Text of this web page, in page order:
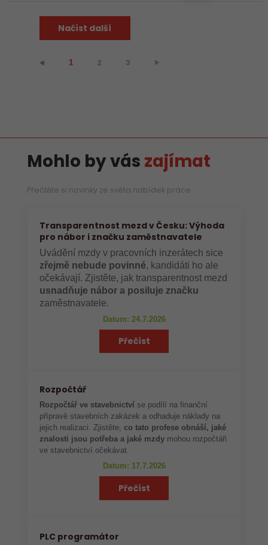
Načíst další
⯇ 1 2 3 ⯈
Mohlo by vás zajímat
Přečtěte si novinky ze světa nabídek práce
Transparentnost mezd v Česku: Výhoda
pro nábor i značku zaměstnavatele
Uvádění mzdy v pracovních inzerátech sice
zřejmě nebude povinné, kandidáti ho ale
očekávají. Zjistěte, jak transparentnost mezd
usnadňuje nábor a posiluje značku
zaměstnavatele.
Datum: 24.7.2026
Přečíst
Rozpočtář
Rozpočtář ve stavebnictví se podílí na finanční
přípravě stavebních zakázek a odhaduje náklady na
jejich realizaci. Zjistěte,co tato profese obnáší, jaké
znalosti jsou potřeba a jaké mzdy mohou rozpočtáři
ve stavebnictví očekávat.
Datum: 17.7.2026
Přečíst
PLC programátor